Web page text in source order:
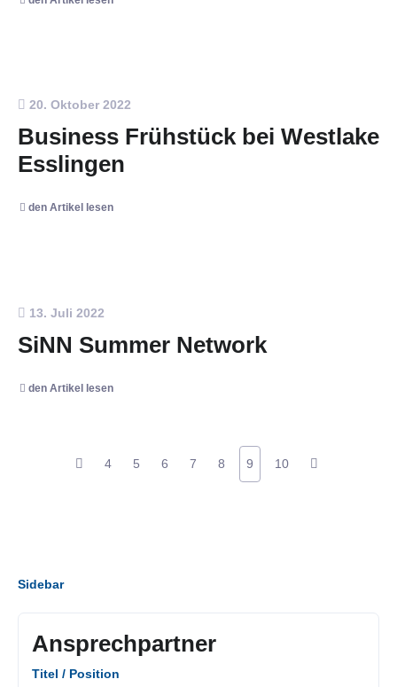
20. Oktober 2022
Business Frühstück bei Westlake
Esslingen
den Artikel lesen
13. Juli 2022
SiNN Summer Network
den Artikel lesen
4 5 6 7 8 9 10
Sidebar
Ansprechpartner
Titel / Position